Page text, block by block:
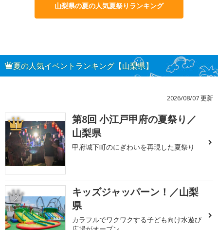
山梨県の夏の人気夏祭りランキング
夏の人気イベントランキング【山梨県】
2026/08/07 更新
1
第8回 小江戸甲府の夏祭り／
山梨県
甲府城下町のにぎわいを再現した夏祭り
2
キッズジャッパーン！／山梨
県
カラフルでワクワクする子ども向け水遊び